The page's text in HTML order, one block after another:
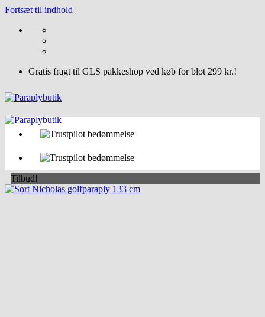
Fortsæt til indhold
Gratis fragt til GLS pakkeshop ved køb for blot 299 kr.!
Tilbud!